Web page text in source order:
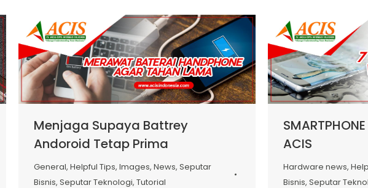
Menjaga Supaya Battrey
Andoroid Tetap Prima
General, Helpful Tips, Images, News, Seputar
Bisnis, Seputar Teknologi, Tutorial
ACIS
Hardware news,
Bisnis, Seputar